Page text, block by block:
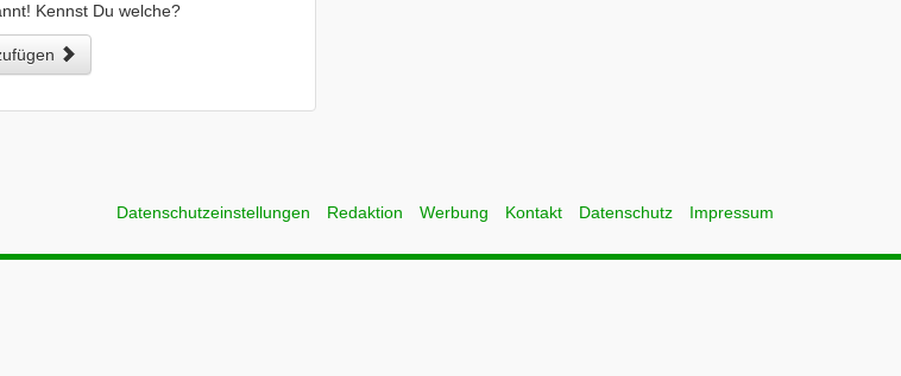
Kennst Du welche?
Datenschutzeinstellungen Redaktion Werbung Kontakt Datenschutz Impressum